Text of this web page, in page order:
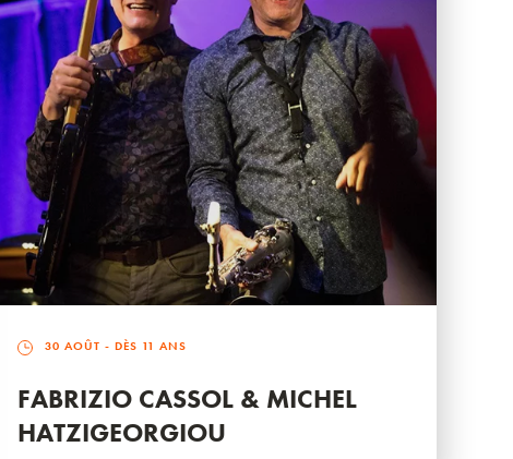
30 AOÛT - DÈS 11 ANS
FABRIZIO CASSOL & MICHEL
HATZIGEORGIOU